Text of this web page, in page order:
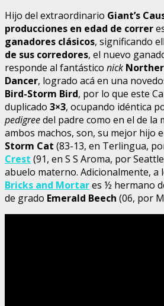
Hijo del extraordinario Giant’s
producciones en edad de correr
ganadores clásicos, significando
de sus corredores, el nuevo
responde al fantástico nick
Dancer, logrado acá en una
Bird-Storm Bird, por lo que este
duplicado 3×3, ocupando idéntica
pedigreedel padre como en el de la
ambos machos, son, su mejor hijo
Storm Cat (83-13, en Terlingua,
Crest (91, en S S Aroma, por
abuelo materno. Adicionalmente, a
Bricks and Mortares ½ hermano
de grado Emerald Beech (06, por